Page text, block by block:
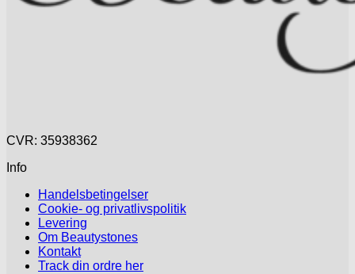
CVR: 35938362
Info
Handelsbetingelser
Cookie- og privatlivspolitik
Levering
Om Beautystones
Kontakt
Track din ordre her